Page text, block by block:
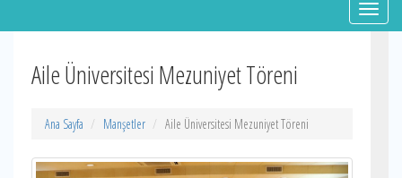
Aile Üniversitesi Mezuniyet Töreni
Ana Sayfa Manşetler Aile Üniversitesi Mezuniyet Töreni